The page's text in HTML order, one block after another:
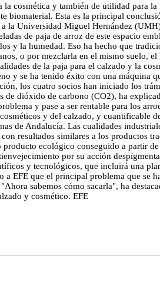
cosmética y también de utilidad para
biomaterial. Esta es la principal
la Universidad Miguel Hernández
de paja de arroz de este espacio
y la humedad. Eso ha hecho que
o por mezclarla en el mismo suelo,
de la paja para el calzado y la
y se ha tenido éxito con una máquina
los cuatro socios han iniciado los
dióxido de carbono (CO2), ha
y pase a ser rentable para los
y del calzado, y cuantificable
de Andalucía. Las cualidades
resultados similares a los productos
ecológico conseguido a partir
por su acción
y tecnológicos, que incluirá una
EFE que el principal problema que se
sabemos cómo sacarla", ha
y cosmético. EFE